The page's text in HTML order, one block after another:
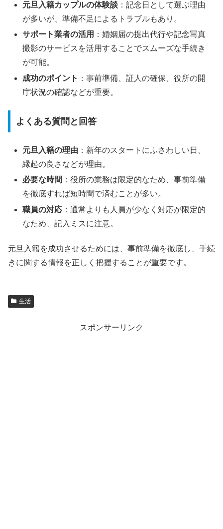
元旦入籍カップルの体験談 ：記念日として選ぶ理由
が多いが、準備不足によるトラブルもあり。
サポート業者の活用 ：婚姻届の提出代行や記念写真
撮影のサービスを活用することでスムーズな手続き
が可能。
成功のポイント ：事前準備、証人の確保、役所の開
庁状況の確認などが重要。
よくある質問と回答
元旦入籍の理由 ：新年のスタートにふさわしい日、
縁起の良さなどが理由。
必要な時間 ：役所の業務は限定的なため、事前準備
を徹底すれば短時間で済むことが多い。
職員の対応 ：通常よりも人員が少なく対応が限定的
なため、記入ミスに注意。
元旦入籍を成功させるためには、事前準備を徹底し、手続
きに関する情報を正しく把握することが重要です。
生活
スポンサーリンク